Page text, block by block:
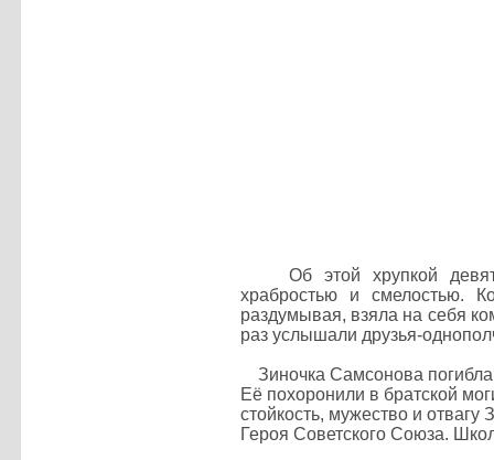
Об этой хрупкой
храбростью и смелостью.
раздумывая, взяла на себя
раз услышали друзья-
Зиночка Самсонова
Её похоронили в братской
стойкость, мужество и
Героя Советского Союза.